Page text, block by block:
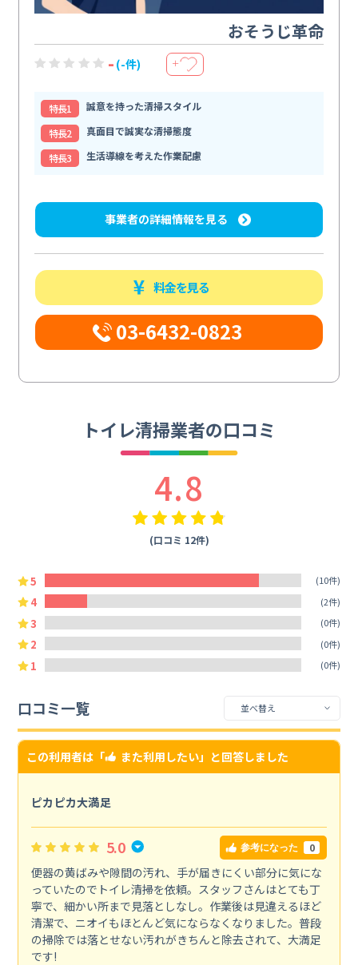
おそうじ革命
- (-件) ＋
特⻑1
誠意を持った清掃スタイル
特⻑2
真面目で誠実な清掃態度
特⻑3
生活導線を考えた作業配慮
事業者の詳細情報を見る
料金を見る
03-6432-0823
トイレ清掃業者の口コミ
4.8
(口コミ 12件)
5 (10件)
4 (2件)
3 (0件)
2 (0件)
1 (0件)
口コミ一覧
この利用者は「 また利用したい」と回答しました
ピカピカ大満足
5.0 参考になった 0
便器の黄ばみや隙間の汚れ、手が届きにくい部分に気にな
っていたのでトイレ清掃を依頼。スタッフさんはとても丁
寧で、細かい所まで見落としなし。作業後は見違えるほど
清潔で、ニオイもほとんど気にならなくなりました。普段
の掃除では落とせない汚れがきちんと除去されて、大満足
です!